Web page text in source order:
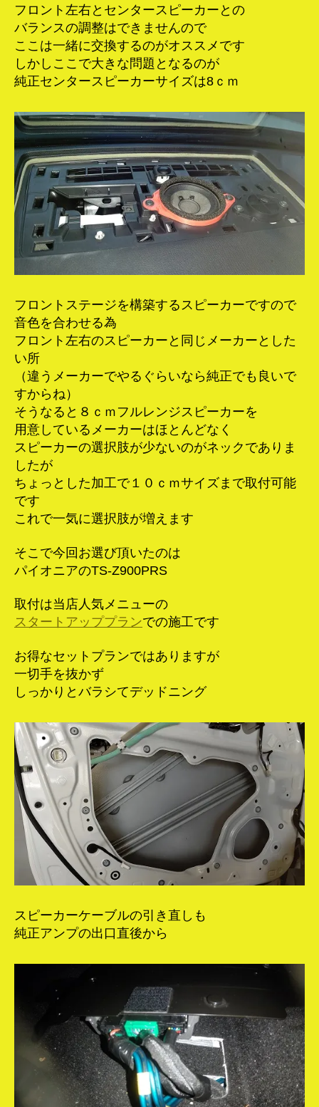
フロント左右とセンタースピーカーとの
バランスの調整はできませんので
ここは一緒に交換するのがオススメです
しかしここで大きな問題となるのが
純正センタースピーカーサイズは8ｃｍ
フロントステージを構築するスピーカーですので
音色を合わせる為
フロント左右のスピーカーと同じメーカーとした
い所
（違うメーカーでやるぐらいなら純正でも良いで
すからね）
そうなると８ｃｍフルレンジスピーカーを
用意しているメーカーはほとんどなく
スピーカーの選択肢が少ないのがネックでありま
したが
ちょっとした加工で１０ｃｍサイズまで取付可能
です
これで一気に選択肢が増えます
そこで今回お選び頂いたのは
パイオニアのTS-Z900PRS
取付は当店人気メニューの
スタートアッププランでの施工です
お得なセットプランではありますが
一切手を抜かず
しっかりとバラシてデッドニング
スピーカーケーブルの引き直しも
純正アンプの出口直後から